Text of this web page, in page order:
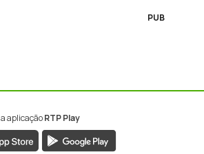
PUB
aplicaçãoRTP Play